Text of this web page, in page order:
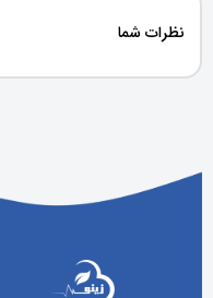
نظرات شما